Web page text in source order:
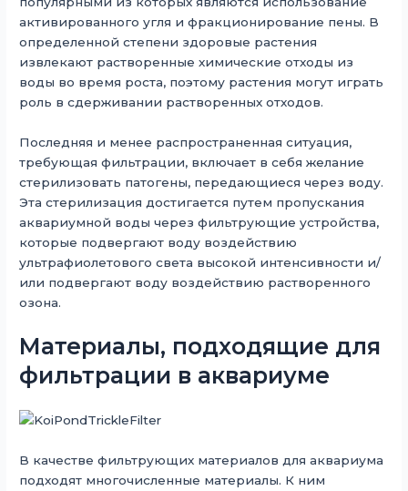
активированного угля и фракционирование пены. В
определенной степени здоровые растения
извлекают растворенные химические отходы из
воды во время роста, поэтому растения могут играть
роль в сдерживании растворенных отходов.
Последняя и менее распространенная ситуация,
требующая фильтрации, включает в себя желание
стерилизовать патогены, передающиеся через воду.
Эта стерилизация достигается путем пропускания
аквариумной воды через фильтрующие устройства,
которые подвергают воду воздействию
ультрафиолетового света высокой интенсивности и/
или подвергают воду воздействию растворенного
озона.
Материалы, подходящие для
фильтрации в аквариуме
В качестве фильтрующих материалов для аквариума
подходят многочисленные материалы. К ним